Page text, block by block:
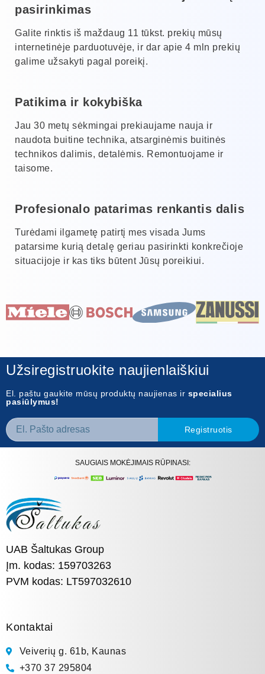
pasirinkimas
Galite rinktis iš maždaug 11 tūkst. prekių mūsų
internetinėje parduotuvėje, ir dar apie 4 mln prekių
galime užsakyti pagal poreikį.
Patikima ir kokybiška
Jau 30 metų sėkmingai prekiaujame nauja ir
naudota buitine technika, atsarginėmis buitinės
technikos dalimis, detalėmis. Remontuojame ir
taisome.
Profesionalo patarimas renkantis dalis
Turėdami ilgametę patirtį mes visada Jums
patarsime kurią detalę geriau pasirinkti konkrečioje
situacijoje ir kas tiks būtent Jūsų poreikiui.
Užsiregistruokite naujienlaiškiui
El. paštu gaukite mūsų produktų naujienas ir specialius
pasiūlymus!
Registruotis
SAUGIAIS MOKĖJIMAIS RŪPINASI:
UAB Šaltukas Group
Įm. kodas: 159703263
PVM kodas: LT597032610
Kontaktai
Veiverių g. 61b, Kaunas
+370 37 295804